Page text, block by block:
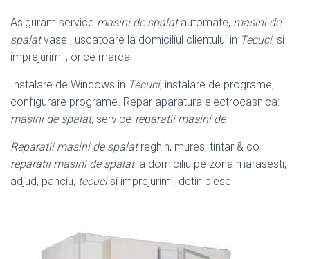
Asiguram service masini de spalatautomate, masini de
spalatvase , uscatoare la domiciliul clientului in Tecuci, si
imprejurimi , orice marca
Instalare de Windows in Tecuci, instalare de programe,
configurare programe. Repar aparatura electrocasnica:
masini de spalat, service-reparatii masini de
Reparatii masini de spalatreghin, mures, tintar & co
reparatii masini de spalatla domiciliu pe zona marasesti,
adjud, panciu, tecucisi imprejurimi. detin piese